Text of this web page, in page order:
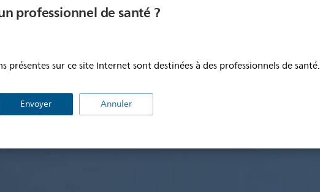
professionnel de santé ?
présentes sur ce site Internet sont destinées à des professionnels de santé.
Envoyer Annuler